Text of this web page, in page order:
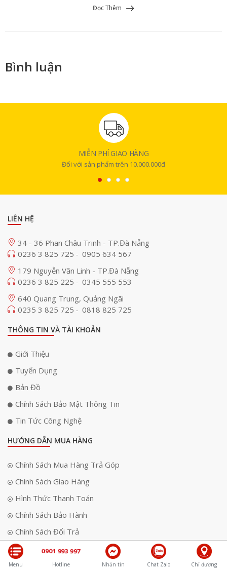
Đọc Thêm
Bình luận
MIỄN PHÍ GIAO HÀNG
Đối với sản phẩm trên 10.000.000đ
Menu
0901 993 997
Hotline Nhắn tin Chat Zalo Chỉ đường
LIÊN HỆ
34 - 36 Phan Châu Trinh - TP.Đà Nẵng
0236 3 825 725 - 0905 634 567
179 Nguyễn Văn Linh - TP.Đà Nẵng
0236 3 825 225 - 0345 555 553
640 Quang Trung, Quảng Ngãi
0235 3 825 725 - 0818 825 725
THÔNG TIN VÀ TÀI KHOẢN
Giới Thiệu
Tuyển Dụng
Bản Đồ
Chính Sách Bảo Mật Thông Tin
Tin Tức Công Nghệ
HƯỚNG DẪN MUA HÀNG
Chính Sách Mua Hàng Trả Góp
Chính Sách Giao Hàng
Hình Thức Thanh Toán
Chính Sách Bảo Hành
Chính Sách Đổi Trả
Trung Tâm Bảo Hành
Tra Cứu Bảo Hành